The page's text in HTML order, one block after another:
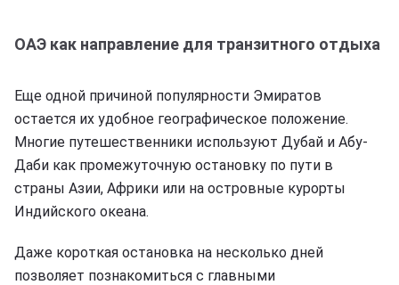
ОАЭ как направление для транзитного отдыха
Еще одной причиной популярности Эмиратов
остается их удобное географическое положение.
Многие путешественники используют Дубай и Абу-
Даби как промежуточную остановку по пути в
страны Азии, Африки или на островные курорты
Индийского океана.
Даже короткая остановка на несколько дней
позволяет познакомиться с главными